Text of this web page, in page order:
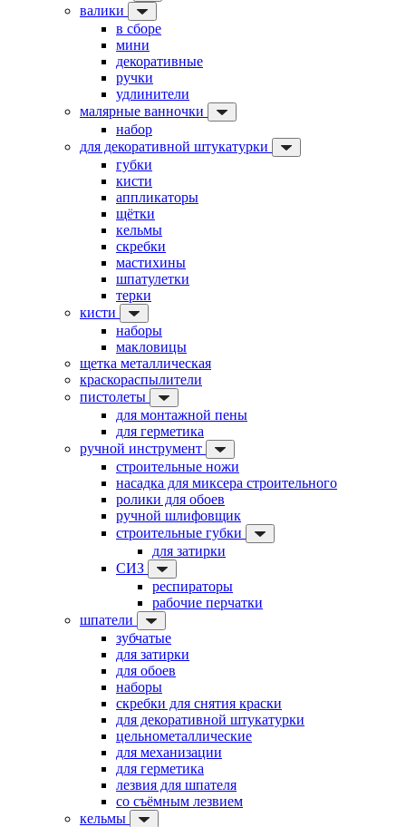
валики
в сборе
мини
декоративные
ручки
удлинители
малярные ванночки
набор
для декоративной штукатурки
губки
кисти
аппликаторы
щётки
кельмы
скребки
мастихины
шпатулетки
терки
кисти
наборы
макловицы
щетка металлическая
краскораспылители
пистолеты
для монтажной пены
для герметика
ручной инструмент
строительные ножи
насадка для миксера строительного
ролики для обоев
ручной шлифовщик
строительные губки
для затирки
СИЗ
респираторы
рабочие перчатки
шпатели
зубчатые
для затирки
для обоев
наборы
скребки для снятия краски
для декоративной штукатурки
цельнометаллические
для механизации
для герметика
лезвия для шпателя
со съёмным лезвием
кельмы